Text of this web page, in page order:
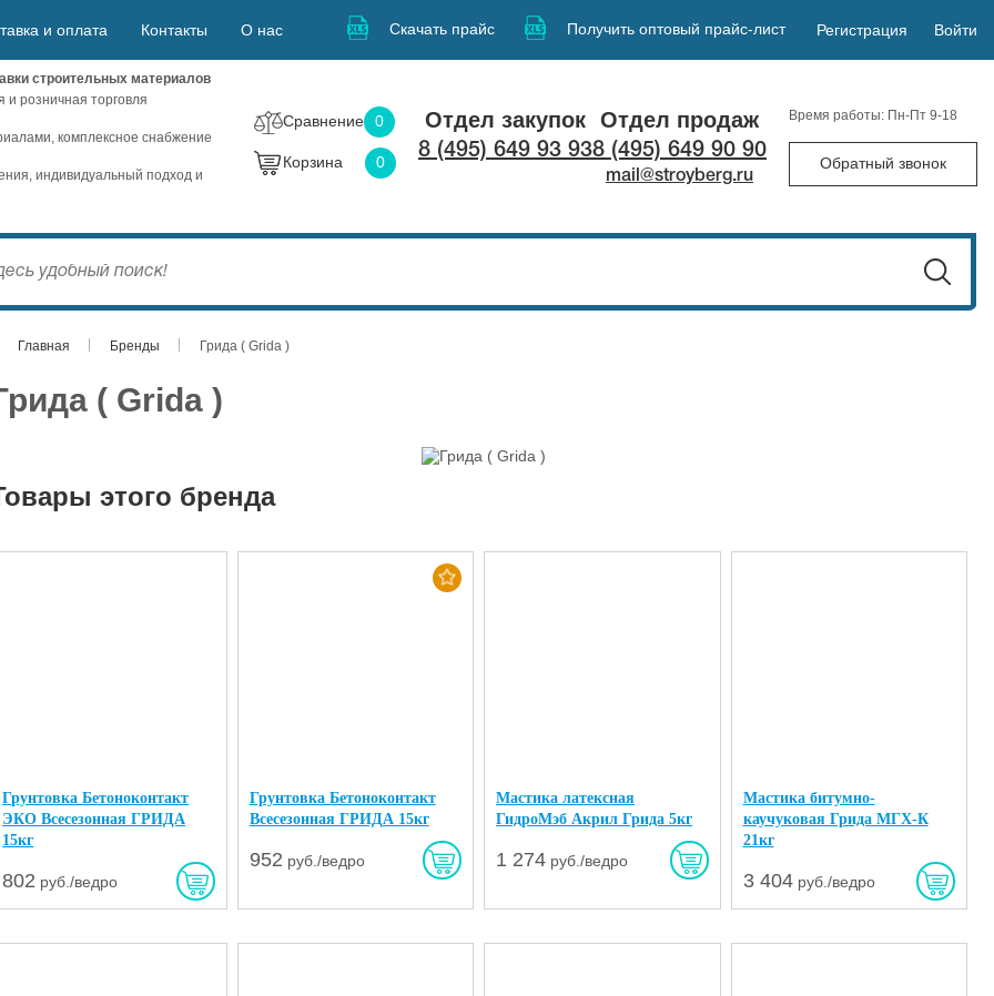
и оплата Контакты О нас Скачать прайс Получить оптовый прайс-лист Регистрация Войти
строительных материалов
и розничная торговля
комплексное снабжение
индивидуальный подход и
Сравнение 0
Корзина 0
Отдел закупок
8 (495) 649 93 93
Отдел продаж
8 (495) 649 90 90
mail@stroyberg.ru
Время работы: Пн-Пт 9-18
Обратный звонок
Главная Бренды Грида ( Grida )
( Grida )
этого бренда
Грунтовка Бетоноконтакт
ЭКО Всесезонная ГРИДА
15кг
802 руб./ведро
Грунтовка Бетоноконтакт
Всесезонная ГРИДА 15кг
952 руб./ведро
Мастика латексная
ГидроМэб Акрил Грида 5кг
1 274 руб./ведро
Мастика битумно-
каучуковая Грида МГХ-К
21кг
3 404руб./ведро